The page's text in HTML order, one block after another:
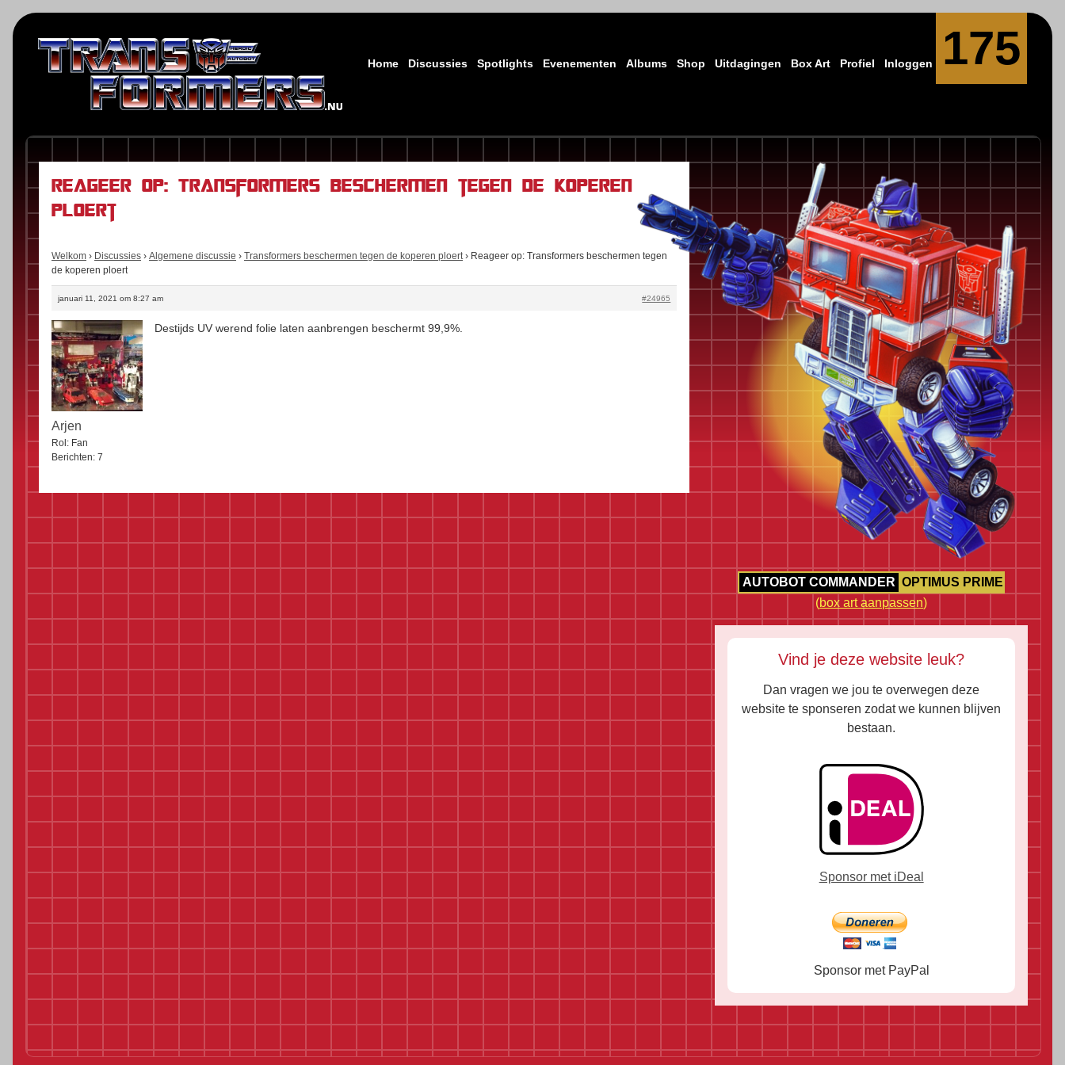
Home Discussies Spotlights Evenementen Albums Shop Uitdagingen Box Art Profiel Inloggen 175
Reageer op: Transformers beschermen tegen de koperen
ploert
Welkom › Discussies › Algemene discussie › Transformers beschermen tegen de koperen ploert › Reageer op: Transformers beschermen tegen
de koperen ploert
januari 11, 2021 om 8:27 am #24965
Arjen
Rol: Fan
Berichten: 7
Destijds UV werend folie laten aanbrengen beschermt 99,9%.
AUTOBOT COMMANDER OPTIMUS PRIME
(box art aanpassen)
Vind je deze website leuk?
Dan vragen we jou te overwegen deze
website te sponseren zodat we kunnen blijven
bestaan.
Sponsor met iDeal
Sponsor met PayPal